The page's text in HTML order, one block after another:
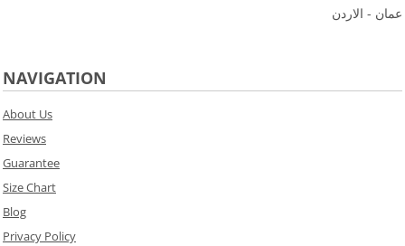
عمان - الاردن
NAVIGATION
About Us
Reviews
Guarantee
Size Chart
Blog
Privacy Policy